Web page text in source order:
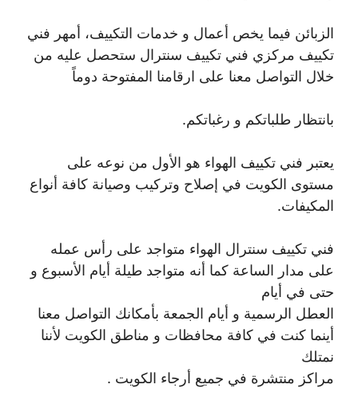
الزبائن فيما يخص أعمال و خدمات التكييف، أمهر فني
تكييف مركزي فني تكييف سنترال ستحصل عليه من
خلال التواصل معنا على ارقامنا المفتوحة دوماً
بانتظار طلباتكم و رغباتكم.
يعتبر فني تكييف الهواء هو الأول من نوعه على
مستوى الكويت في إصلاح وتركيب وصيانة كافة أنواع
المكيفات.
فني تكييف سنترال الهواء متواجد على رأس عمله
على مدار الساعة كما أنه متواجد طيلة أيام الأسبوع و
حتى في أيام
العطل الرسمية و أيام الجمعة بأمكانك التواصل معنا
أينما كنت في كافة محافظات و مناطق الكويت لأننا
نمتلك
مراكز منتشرة في جميع أرجاء الكويت .